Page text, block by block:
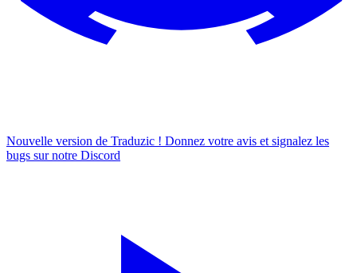
Nouvelle version de Traduzic ! Donnez votre avis et signalez les
bugs sur notre Discord